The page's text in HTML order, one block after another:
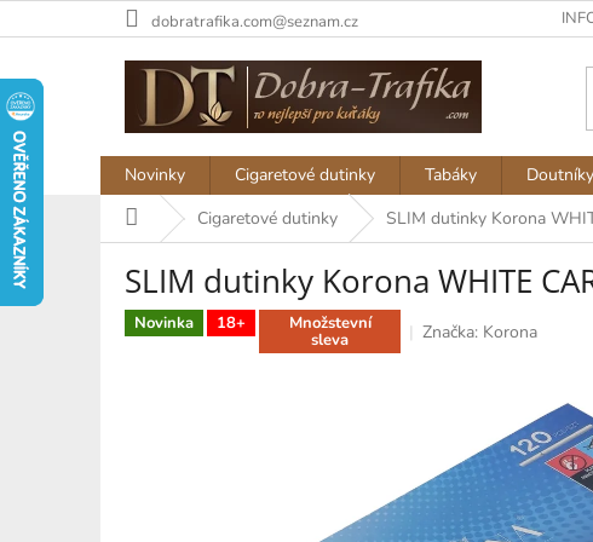
na
dobratrafika.com@seznam.cz
Novinky Cigaretové dutinky Tabáky Doutníky
Domů Cigaretové dutinky SLIM dutinky Korona
SLIM dutinky Korona WHITE
Novinka 18+ Množstevní
sleva Značka: Korona